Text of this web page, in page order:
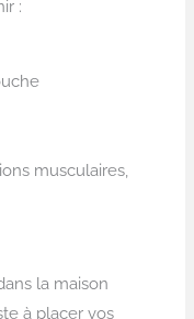
:
musculaires,
la maison
à placer vos